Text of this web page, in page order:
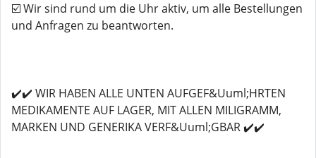
☑️ Wir sind rund um die Uhr aktiv, um alle Bestellungen
und Anfragen zu beantworten.
✔️✔️ WIR HABEN ALLE UNTEN AUFGEF&Uuml;HRTEN
MEDIKAMENTE AUF LAGER, MIT ALLEN MILIGRAMM,
MARKEN UND GENERIKA VERF&Uuml;GBAR ✔️✔️